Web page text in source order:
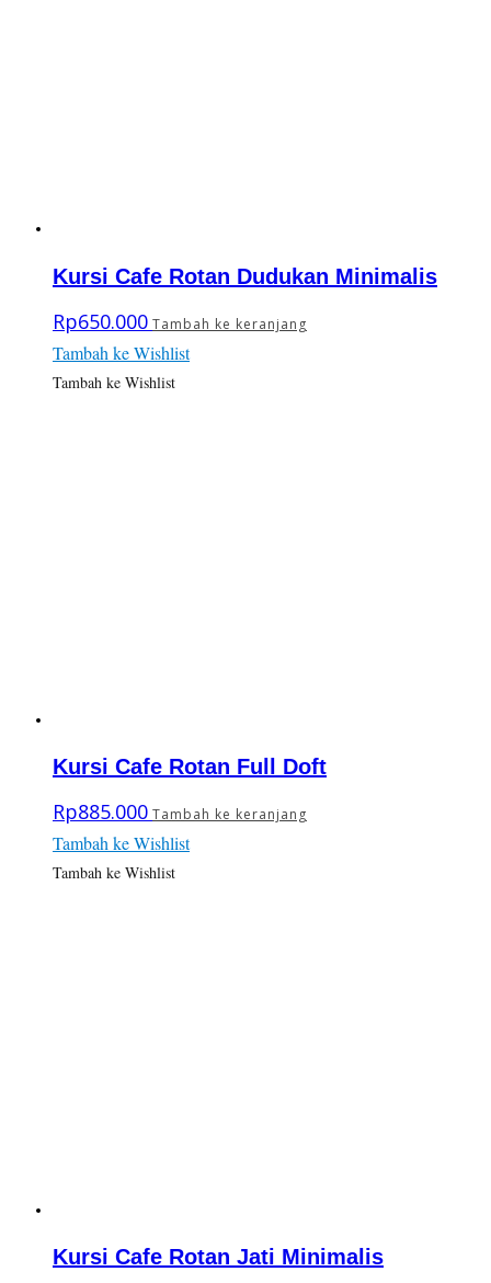
Kursi Cafe Rotan Dudukan Minimalis
Rp650.000 Tambah ke keranjang
Tambah ke Wishlist
Tambah ke Wishlist
Kursi Cafe Rotan Full Doft
Rp885.000 Tambah ke keranjang
Tambah ke Wishlist
Tambah ke Wishlist
Kursi Cafe Rotan Jati Minimalis